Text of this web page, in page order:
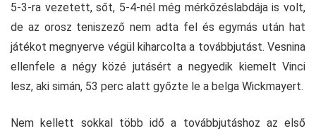
5-3-ra vezetett, sőt, 5-4-nél még mérkőzéslabdája is volt,
de az orosz teniszező nem adta fel és egymás után hat
játékot megnyerve végül kiharcolta a továbbjutást. Vesnina
ellenfele a négy közé jutásért a negyedik kiemelt Vinci
lesz, aki simán, 53 perc alatt győzte le a belga Wickmayert.
Nem kellett sokkal több idő a továbbjutáshoz az első